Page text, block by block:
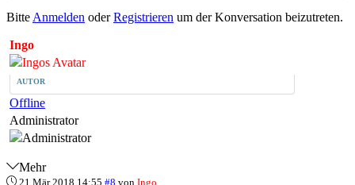
Bitte Anmelden oderRegistrieren um der Konversation beizutreten.
Ingo
AUTOR
Offline
Administrator
Mehr
21 Mär 2018 14:55 #8 von Ingo